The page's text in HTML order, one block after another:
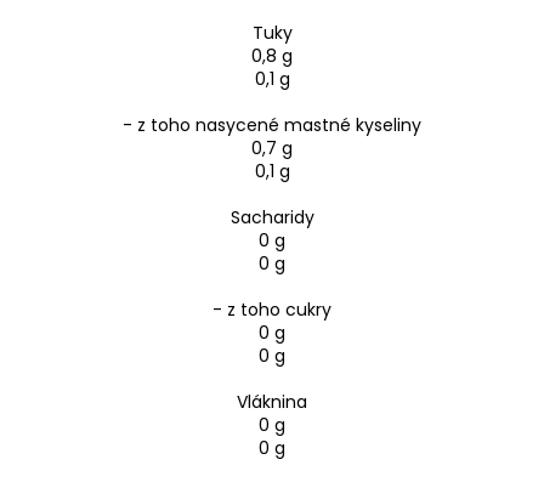
Tuky
0,8 g
0,1 g
- z toho nasycené mastné kyseliny
0,7 g
0,1 g
Sacharidy
0 g
0 g
- z toho cukry
0 g
0 g
Vláknina
0 g
0 g